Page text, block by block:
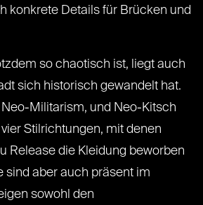
konkrete Details für Brücken und
so chaotisch ist, liegt auch
sich historisch gewandelt hat.
Militarism, und Neo-Kitsch
Stilrichtungen, mit denen
Release die Kleidung beworben
sind aber auch präsent im
sowohl den